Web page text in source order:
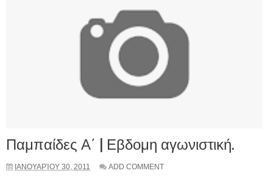
Παμπαίδες Α΄ | Εβδομη αγωνιστική.
ΙΑΝΟΥΑΡΊΟΥ 30, 2011 ADD COMMENT